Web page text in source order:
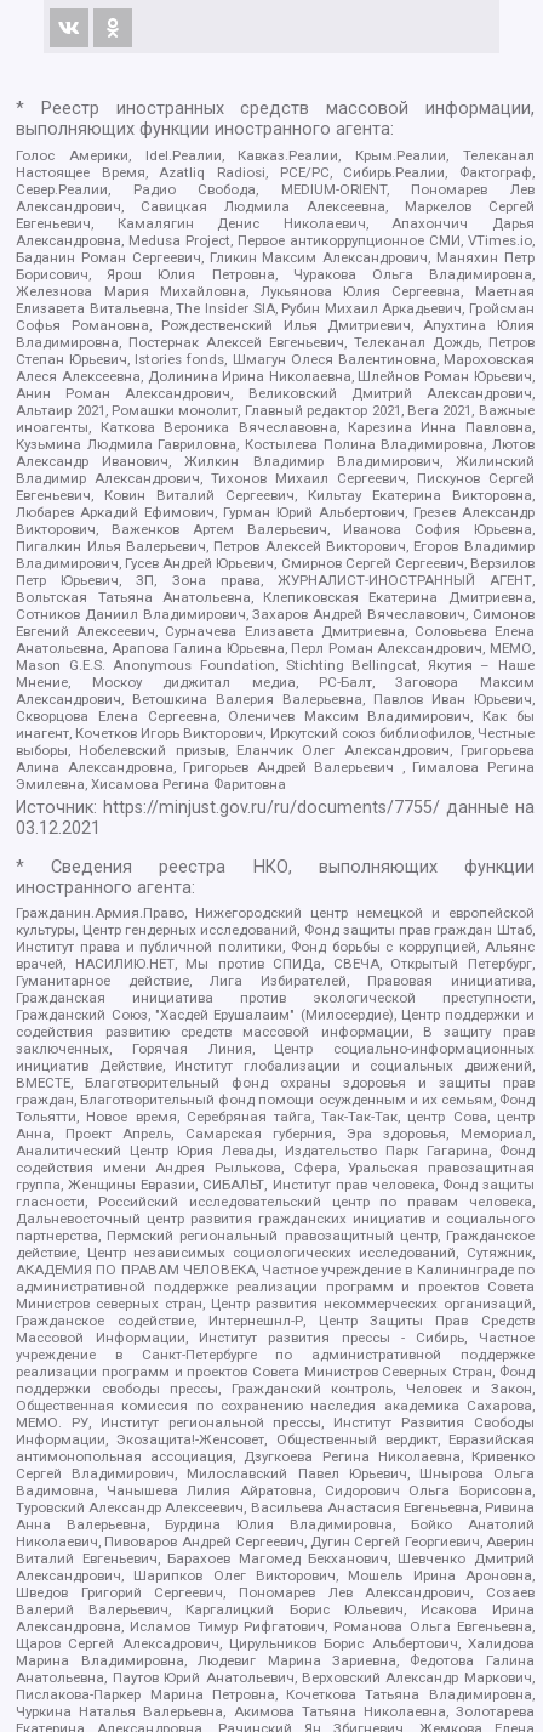
* Реестр иностранных средств массовой информации,
выполняющих функции иностранного агента:
Голос Америки, Idel.Реалии, Кавказ.Реалии, Крым.Реалии, Телеканал
Настоящее Время, Azatliq Radiosi, PCE/PC, Сибирь.Реалии, Фактограф,
Север.Реалии, Радио Свобода, MEDIUM-ORIENT, Пономарев Лев
Александрович, Савицкая Людмила Алексеевна, Маркелов Сергей
Евгеньевич, Камалягин Денис Николаевич, Апахончич Дарья
Александровна, Medusa Project, Первое антикоррупционное СМИ, VTimes.io,
Баданин Роман Сергеевич, Гликин Максим Александрович, Маняхин Петр
Борисович, Ярош Юлия Петровна, Чуракова Ольга Владимировна,
Железнова Мария Михайловна, Лукьянова Юлия Сергеевна, Маетная
Елизавета Витальевна, The Insider SIA, Рубин Михаил Аркадьевич, Гройсман
Софья Романовна, Рождественский Илья Дмитриевич, Апухтина Юлия
Владимировна, Постернак Алексей Евгеньевич, Телеканал Дождь, Петров
Степан Юрьевич, Istories fonds, Шмагун Олеся Валентиновна, Мароховская
Алеся Алексеевна, Долинина Ирина Николаевна, Шлейнов Роман Юрьевич,
Анин Роман Александрович, Великовский Дмитрий Александрович,
Альтаир 2021, Ромашки монолит, Главный редактор 2021, Вега 2021, Важные
иноагенты, Каткова Вероника Вячеславовна, Карезина Инна Павловна,
Кузьмина Людмила Гавриловна, Костылева Полина Владимировна, Лютов
Александр Иванович, Жилкин Владимир Владимирович, Жилинский
Владимир Александрович, Тихонов Михаил Сергеевич, Пискунов Сергей
Евгеньевич, Ковин Виталий Сергеевич, Кильтау Екатерина Викторовна,
Любарев Аркадий Ефимович, Гурман Юрий Альбертович, Грезев Александр
Викторович, Важенков Артем Валерьевич, Иванова София Юрьевна,
Пигалкин Илья Валерьевич, Петров Алексей Викторович, Егоров Владимир
Владимирович, Гусев Андрей Юрьевич, Смирнов Сергей Сергеевич, Верзилов
Петр Юрьевич, ЗП, Зона права, ЖУРНАЛИСТ-ИНОСТРАННЫЙ АГЕНТ,
Вольтская Татьяна Анатольевна, Клепиковская Екатерина Дмитриевна,
Сотников Даниил Владимирович, Захаров Андрей Вячеславович, Симонов
Евгений Алексеевич, Сурначева Елизавета Дмитриевна, Соловьева Елена
Анатольевна, Арапова Галина Юрьевна, Перл Роман Александрович, МЕМО,
Mason G.E.S. Anonymous Foundation, Stichting Bellingcat, Якутия – Наше
Мнение, Москоу диджитал медиа, РС-Балт, Заговора Максим
Александрович, Ветошкина Валерия Валерьевна, Павлов Иван Юрьевич,
Скворцова Елена Сергеевна, Оленичев Максим Владимирович, Как бы
инагент, Кочетков Игорь Викторович, Иркутский союз библиофилов, Честные
выборы, Нобелевский призыв, Еланчик Олег Александрович, Григорьева
Алина Александровна, Григорьев Андрей Валерьевич , Гималова Регина
Эмилевна, Хисамова Регина Фаритовна
Источник: https://minjust.gov.ru/ru/documents/7755/ данные на
03.12.2021
* Сведения реестра НКО, выполняющих функции
иностранного агента:
Гражданин.Армия.Право, Нижегородский центр немецкой и европейской
культуры, Центр гендерных исследований, Фонд защиты прав граждан Штаб,
Институт права и публичной политики, Фонд борьбы с коррупцией, Альянс
врачей, НАСИЛИЮ.НЕТ, Мы против СПИДа, СВЕЧА, Открытый Петербург,
Гуманитарное действие, Лига Избирателей, Правовая инициатива,
Гражданская инициатива против экологической преступности,
Гражданский Союз, "Хасдей Ерушалаим" (Милосердие), Центр поддержки и
содействия развитию средств массовой информации, В защиту прав
заключенных, Горячая Линия, Центр социально-информационных
инициатив Действие, Институт глобализации и социальных движений,
ВМЕСТЕ, Благотворительный фонд охраны здоровья и защиты прав
граждан, Благотворительный фонд помощи осужденным и их семьям, Фонд
Тольятти, Новое время, Серебряная тайга, Так-Так-Так, центр Сова, центр
Анна, Проект Апрель, Самарская губерния, Эра здоровья, Мемориал,
Аналитический Центр Юрия Левады, Издательство Парк Гагарина, Фонд
содействия имени Андрея Рылькова, Сфера, Уральская правозащитная
группа, Женщины Евразии, СИБАЛЬТ, Институт прав человека, Фонд защиты
гласности, Российский исследовательский центр по правам человека,
Дальневосточный центр развития гражданских инициатив и социального
партнерства, Пермский региональный правозащитный центр, Гражданское
действие, Центр независимых социологических исследований, Сутяжник,
АКАДЕМИЯ ПО ПРАВАМ ЧЕЛОВЕКА, Частное учреждение в Калининграде по
административной поддержке реализации программ и проектов Совета
Министров северных стран, Центр развития некоммерческих организаций,
Гражданское содействие, Интернешнл-Р, Центр Защиты Прав Средств
Массовой Информации, Институт развития прессы - Сибирь, Частное
учреждение в Санкт-Петербурге по административной поддержке
реализации программ и проектов Совета Министров Северных Стран, Фонд
поддержки свободы прессы, Гражданский контроль, Человек и Закон,
Общественная комиссия по сохранению наследия академика Сахарова,
МЕМО. РУ, Институт региональной прессы, Институт Развития Свободы
Информации, Экозащита!-Женсовет, Общественный вердикт, Евразийская
антимонопольная ассоциация, Дзугкоева Регина Николаевна, Кривенко
Сергей Владимирович, Милославский Павел Юрьевич, Шнырова Ольга
Вадимовна, Чанышева Лилия Айратовна, Сидорович Ольга Борисовна,
Туровский Александр Алексеевич, Васильева Анастасия Евгеньевна, Ривина
Анна Валерьевна, Бурдина Юлия Владимировна, Бойко Анатолий
Николаевич, Пивоваров Андрей Сергеевич, Дугин Сергей Георгиевич, Аверин
Виталий Евгеньевич, Барахоев Магомед Бекханович, Шевченко Дмитрий
Александрович, Шарипков Олег Викторович, Мошель Ирина Ароновна,
Шведов Григорий Сергеевич, Пономарев Лев Александрович, Созаев
Валерий Валерьевич, Каргалицкий Борис Юльевич, Исакова Ирина
Александровна, Исламов Тимур Рифгатович, Романова Ольга Евгеньевна,
Щаров Сергей Алексадрович, Цирульников Борис Альбертович, Халидова
Марина Владимировна, Людевиг Марина Зариевна, Федотова Галина
Анатольевна, Паутов Юрий Анатольевич, Верховский Александр Маркович,
Пислакова-Паркер Марина Петровна, Кочеткова Татьяна Владимировна,
Чуркина Наталья Валерьевна, Акимова Татьяна Николаевна, Золотарева